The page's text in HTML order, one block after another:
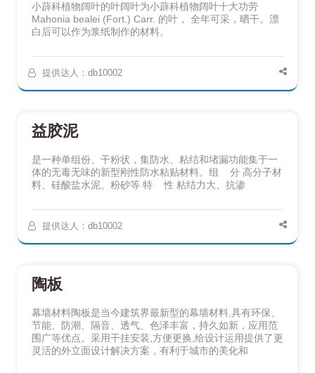
小薜科植物阔叶的叶阔叶为小薜科植物阔叶十大功劳
Mahonia bealei (Fort.) Carr. 的叶， 全年可采，晒干。漂
白后可以作为浆纸制作的材料。
提供达人：db10002
益胶泥
是一种单组份、干粉状，集防水、粘结和堵漏功能集于一
体的无毒无味的新型刚性防水粘贴材料。组 分 高分子材
料、硅酸盐水泥、粉砂等 特 性 粘结力大、抗渗
提供达人：db10002
陶板
幕墙材料陶板是当今建筑界最新型的幕墙材料,具有环保、
节能、防潮、隔音、透气、色泽丰富，持久如新，应用范
围广等优点。采用干挂安装,方便更换,给设计运用提供了更
灵活的外立面设计解决方案，有利于城市的美化和